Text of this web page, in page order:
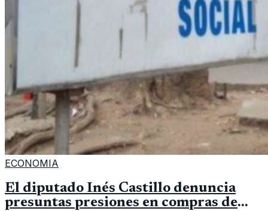
ECONOMIA
El diputado Inés Castillo denuncia
presuntas presiones en compras de